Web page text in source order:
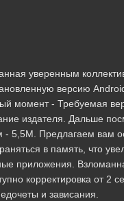
уверенным
версию
момент - Требуемая
издателя. Дальше
5,5M. Предлагаем вам
в память, что
приложения.
корректировка от 2
и зависания.